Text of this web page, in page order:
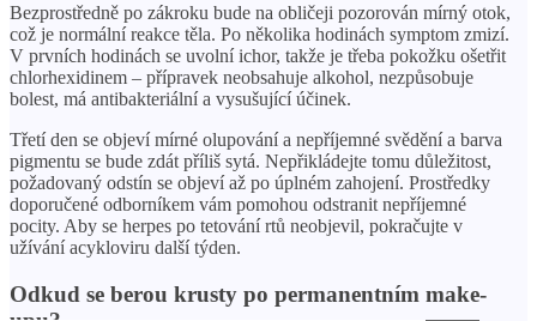
Bezprostředně po zákroku bude na obličeji pozorován mírný otok,
což je normální reakce těla. Po několika hodinách symptom zmizí.
V prvních hodinách se uvolní ichor, takže je třeba pokožku ošetřit
chlorhexidinem – přípravek neobsahuje alkohol, nezpůsobuje
bolest, má antibakteriální a vysušující účinek.
Třetí den se objeví mírné olupování a nepříjemné svědění a barva
pigmentu se bude zdát příliš sytá. Nepřikládejte tomu důležitost,
požadovaný odstín se objeví až po úplném zahojení. Prostředky
doporučené odborníkem vám pomohou odstranit nepříjemné
pocity. Aby se herpes po tetování rtů neobjevil, pokračujte v
užívání acykloviru další týden.
Odkud se berou krusty po permanentním make-